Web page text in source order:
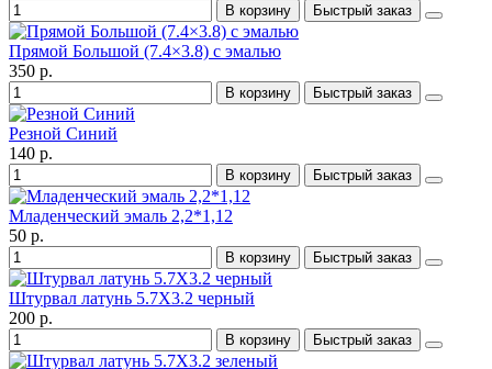
В корзину Быстрый заказ
Прямой Большой (7.4×3.8) с эмалью
350 р.
В корзину Быстрый заказ
Резной Синий
140 р.
В корзину Быстрый заказ
Младенческий эмаль 2,2*1,12
50 р.
В корзину Быстрый заказ
Штурвал латунь 5.7X3.2 черный
200 р.
В корзину Быстрый заказ